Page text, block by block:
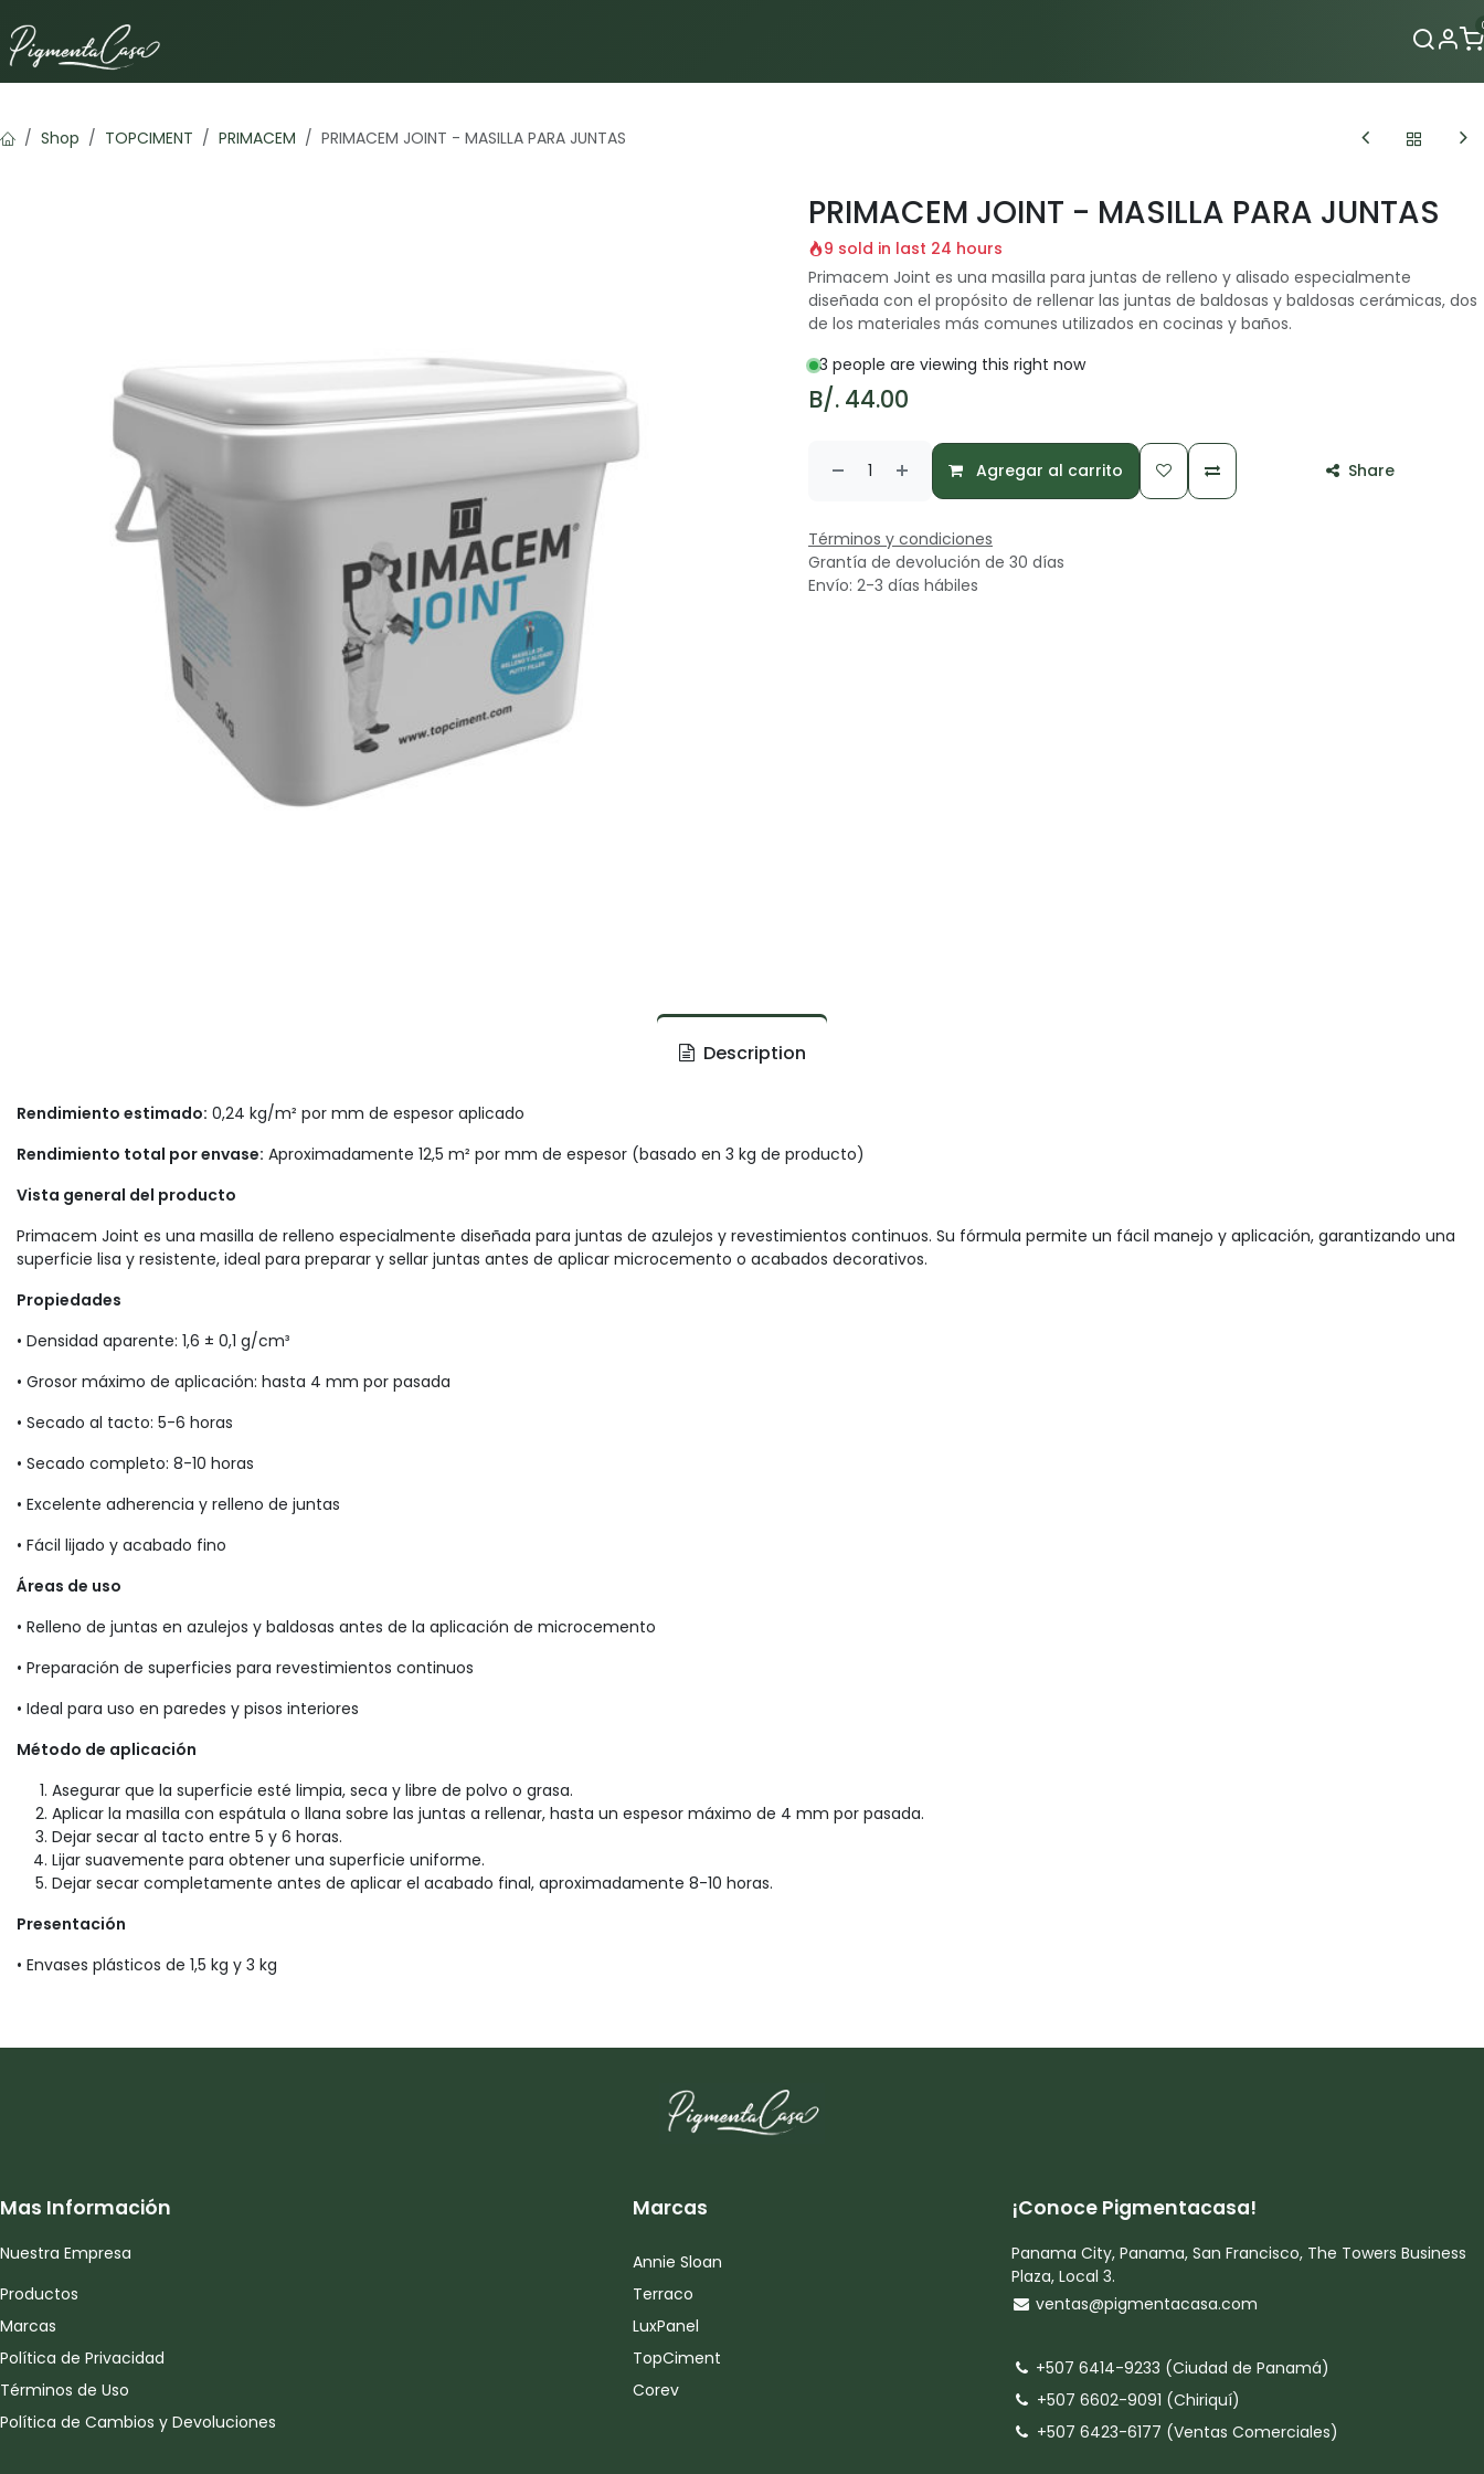
Shop TOPCIMENT PRIMACEM PRIMACEM JOINT - MASILLA PARA JUNTAS
PRIMACEM JOINT - MASILLA PARA JUNTAS
9 sold in last 24 hours
Primacem Joint es una masilla para juntas de relleno y alisado especialmente
diseñada con el propósito de rellenar las juntas de baldosas y baldosas cerámicas, dos
de los materiales más comunes utilizados en cocinas y baños.
3 people are viewing this right now
B/. 44.00
Agregar al carrito Share
Términos y condiciones
Grantía de devolución de 30 días
Envío: 2-3 días hábiles
Description
Rendimiento estimado: 0,24 kg/m² por mm de espesor aplicado
Rendimiento total por envase: Aproximadamente 12,5 m² por mm de espesor (basado en 3 kg de producto)
Vista general del producto
Primacem Joint es una masilla de relleno especialmente diseñada para juntas de azulejos y revestimientos continuos. Su fórmula permite un fácil manejo y aplicación, garantizando una
superficie lisa y resistente, ideal para preparar y sellar juntas antes de aplicar microcemento o acabados decorativos.
Propiedades
• Densidad aparente: 1,6 ± 0,1 g/cm³
• Grosor máximo de aplicación: hasta 4 mm por pasada
• Secado al tacto: 5-6 horas
• Secado completo: 8-10 horas
• Excelente adherencia y relleno de juntas
• Fácil lijado y acabado fino
Áreas de uso
• Relleno de juntas en azulejos y baldosas antes de la aplicación de microcemento
• Preparación de superficies para revestimientos continuos
• Ideal para uso en paredes y pisos interiores
Método de aplicación
Asegurar que la superficie esté limpia, seca y libre de polvo o grasa.
Aplicar la masilla con espátula o llana sobre las juntas a rellenar, hasta un espesor máximo de 4 mm por pasada.
Dejar secar al tacto entre 5 y 6 horas.
Lijar suavemente para obtener una superficie uniforme.
Dejar secar completamente antes de aplicar el acabado final, aproximadamente 8-10 horas.
Presentación
• Envases plásticos de 1,5 kg y 3 kg
Mas Información
Nuestra Empresa
Productos
Marcas
Política de Privacidad
Términos de Uso
Política de Cambios y Devoluciones
Marcas
Annie Sloan
Terraco
LuxPanel
TopCiment
Corev
¡Conoce Pigmentacasa!
Panama City, Panama, San Francisco, The Towers Business
Plaza, Local 3.
ventas@pigmentacasa.com
+507 6414-9233 (Ciudad de Panamá)
+507 6602-9091 (Chiriquí)
+507 6423-6177 (Ventas Comerciales)